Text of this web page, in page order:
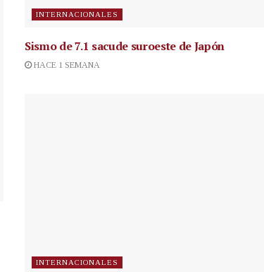
INTERNACIONALES
Sismo de 7.1 sacude suroeste de Japón
HACE 1 SEMANA
INTERNACIONALES